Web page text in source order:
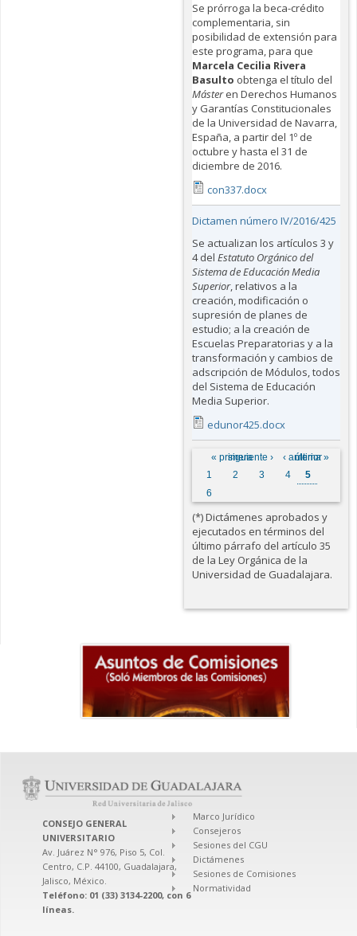
Se prórroga la beca-crédito
complementaria, sin
posibilidad de extensión para
este programa, para que
Marcela Cecilia Rivera
Basulto obtenga el título del
Másteren Derechos Humanos
y Garantías Constitucionales
de la Universidad de Navarra,
España, a partir del 1º de
octubre y hasta el 31 de
diciembre de 2016.
con337.docx
Dictamen número IV/2016/425
Se actualizan los artículos 3 y
4 del Estatuto Orgánico del
Sistema de Educación Media
Superior, relativos a la
creación, modificación o
supresión de planes de
estudio; a la creación de
Escuelas Preparatorias y a la
transformación y cambios de
adscripción de Módulos, todos
del Sistema de Educación
Media Superior.
edunor425.docx
Páginas
« primera
‹ anterior
1
2 3 4
5
6
siguiente › última »
(*) Dictámenes aprobados y
ejecutados en términos del
último párrafo del artículo 35
de la Ley Orgánica de la
Universidad de Guadalajara.
CONSEJO GENERAL
UNIVERSITARIO
Av. Juárez N° 976, Piso 5, Col.
Centro, C.P. 44100, Guadalajara,
Jalisco, México.
Teléfono: 01 (33) 3134-2200, con 6
líneas.
Marco Jurídico
Consejeros
Sesiones del CGU
Dictámenes
Sesiones de Comisiones
Normatividad